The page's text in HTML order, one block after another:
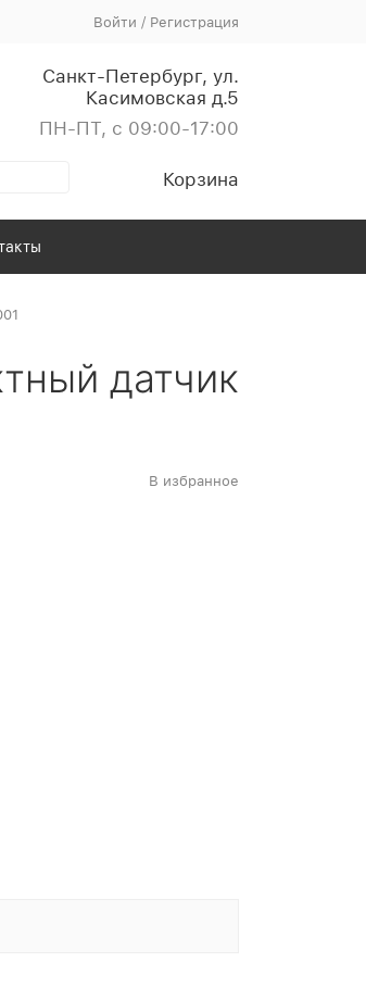
Войти / Регистрация
Санкт-Петербург, ул.
Касимовская д.5
ПН-ПТ, с 09:00-17:00
Корзина
датчик
В избранное